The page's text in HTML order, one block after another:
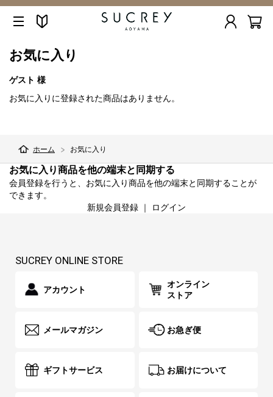
お気に入り
ゲスト 様
お気に入りに登録された商品はありません。
ホーム お気に入り
お気に入り商品を他の端末と同期する
会員登録を行うと、お気に入り商品を他の端末と同期することが
できます。
新規会員登録 ｜ ログイン
SUCREY ONLINE STORE
アカウント
オンライン
ストア
メールマガジン お急ぎ便
ギフトサービス お届けについて